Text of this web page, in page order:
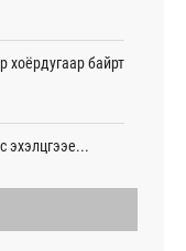
хоёрдугаар байрт
эхэлцгээе...